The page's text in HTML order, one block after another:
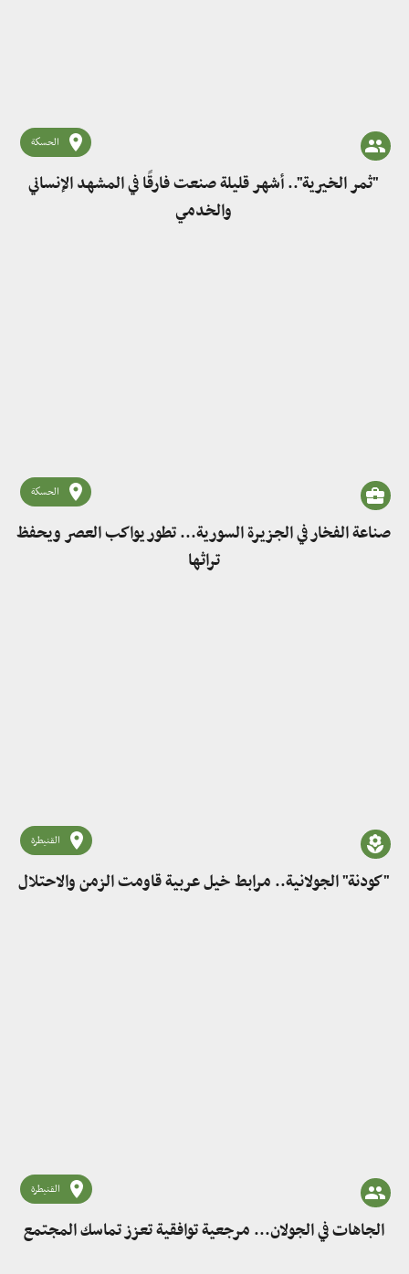
الحسكة
"ثمر الخيرية".. أشهر قليلة صنعت فارقًا في المشهد الإنساني
والخدمي
الحسكة
صناعة الفخار في الجزيرة السورية... تطور يواكب العصر ويحفظ
تراثها
القنيطرة
"كودنة" الجولانية.. مرابط خيل عربية قاومت الزمن والاحتلال
القنيطرة
الجاهات في الجولان... مرجعية توافقية تعزز تماسك المجتمع